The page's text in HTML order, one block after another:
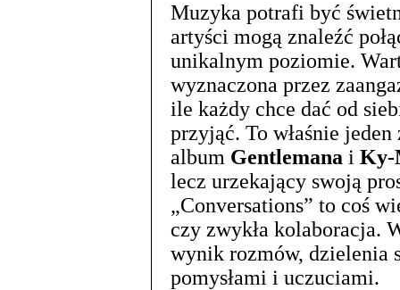
Muzyka potrafi być
artyści mogą znaleźć
unikalnym poziomie.
wyznaczona przez
ile każdy chce dać od
przyjąć. To właśnie
album Gentlemana i Ky-
lecz urzekający swoją
„Conversations” to coś
czy zwykła kolaboracja.
wynik rozmów, dzielenia
pomysłami i uczuciami.